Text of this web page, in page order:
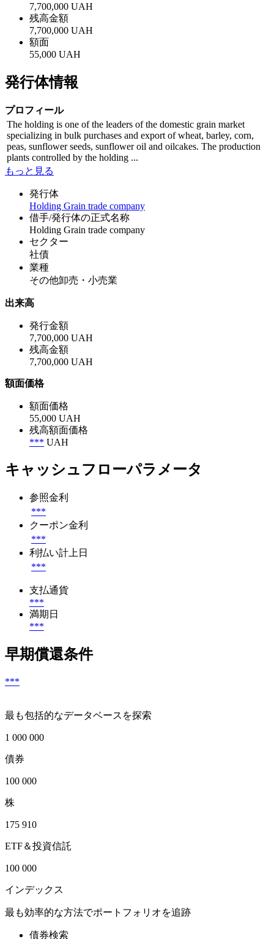
7,700,000 UAH
残高金額
7,700,000 UAH
額面
55,000 UAH
発行体情報
プロフィール
The holding is one of the leaders of the domestic grain market
specializing in bulk purchases and export of wheat, barley, corn,
peas, sunflower seeds, sunflower oil and oilcakes. The production
plants controlled by the holding ...
もっと見る
発行体
Holding Grain trade company
借手/発行体の正式名称
Holding Grain trade company
セクター
社債
業種
その他卸売・小売業
出来高
発行金額
7,700,000 UAH
残高金額
7,700,000 UAH
額面価格
額面価格
55,000 UAH
残高額面価格
*** UAH
キャッシュフローパラメータ
参照金利
***
クーポン金利
***
利払い計上日
***
支払通貨
***
満期日
***
早期償還条件
***
最も包括的なデータベースを探索
1 000 000
債券
100 000
株
175 910
ETF＆投資信託
100 000
インデックス
最も効率的な方法でポートフォリオを追跡
債券検索